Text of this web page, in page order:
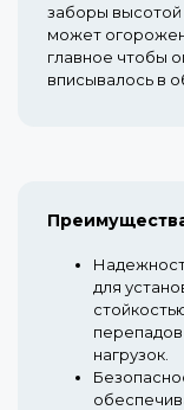
заборы высотой
может
главное чтобы
вписывалось в
для
нагрузок.